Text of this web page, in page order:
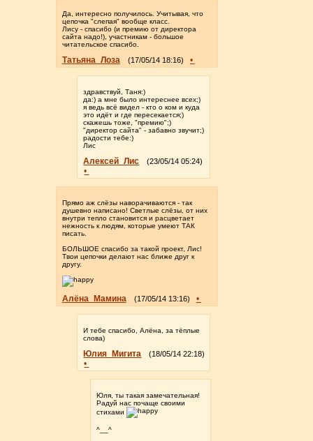
Да, интересно получилось. Учитывая, что
цепочка "слепая" вообще класс.
Лису - спасибо (и премию от директора
сайта надо!), участникам - большое
читательское спасибо.
Татьяна_Лоза (17/05/14 18:16) •
здравствуй, Таня:)
да:) а мне было интереснее всех;)
я ведь всё видел - кто о ком и куда
это идёт и где пересекается;)
скажешь тоже, "премию";)
"директор сайта" - забавно звучит;)
радости тебе:)
Лис
Алексей_Лис (23/05/14 05:24)
•
Прямо аж слёзы наворачиваются - так
душевно написано! Светлые слёзы, от них
внутри тепло становится и расцветает
нежность к людям, которые умеют ТАК
писать.
БОЛЬШОЕ спасибо за такой проект, Лис!
Твои цепочки делают нас ближе друг к
другу.
Алёна_Мамина (17/05/14 13:16) •
И тебе спасибо, Алёна, за тёплые
слова)
Юлия_Мигита (18/05/14 22:18)
•
Юля, ты такая замечательная!
Радуй нас почаще своими
стихами
^__^